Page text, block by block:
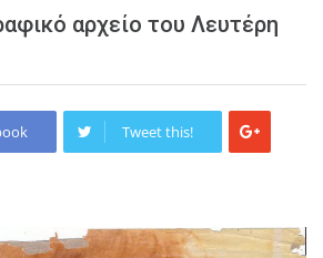
αρχείο του Λευτέρη
Tweet this!